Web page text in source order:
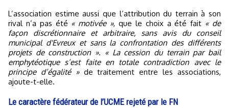
L’association estime aussi que l’attribution du terrain à son
rival n’a pas été « motivée », que le choix a été fait « de
façon discrétionnaire et arbitraire, sans avis du conseil
municipal d'Evreux et sans la confrontation des différents
projets de construction ». « La cession du terrain par bail
emphytéotique s’est faite en totale contradiction avec le
principe d’égalité »de traitement entre les associations,
ajoute-t-elle.
Le caractère fédérateur de l’UCME rejeté par le FN